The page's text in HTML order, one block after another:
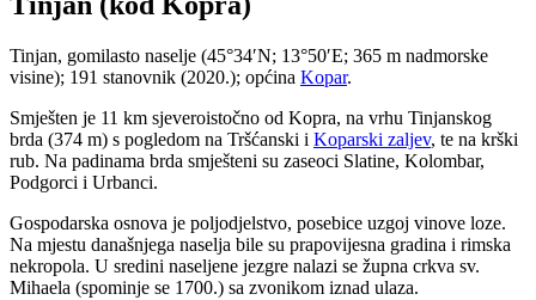
Tinjan, gomilasto naselje (45°34′N; 13°50′E; 365 m nadmorske
visine); 191 stanovnik (2020.); općina Kopar.
Smješten je 11 km sjeveroistočno od Kopra, na vrhu Tinjanskog
brda (374 m) s pogledom na Tršćanski i Koparski zaljev, te na krški
rub. Na padinama brda smješteni su zaseoci Slatine, Kolombar,
Podgorci i Urbanci.
Gospodarska osnova je poljodjelstvo, posebice uzgoj vinove loze.
Na mjestu današnjega naselja bile su prapovijesna gradina i rimska
nekropola. U sredini naseljene jezgre nalazi se župna crkva sv.
Mihaela (spominje se 1700.) sa zvonikom iznad ulaza.